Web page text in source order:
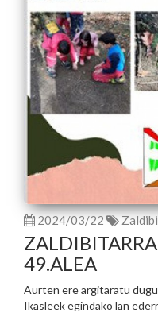
2024/03/22
49.ALEA
Aurten ere argitaratu
Ikasleek egindako lan